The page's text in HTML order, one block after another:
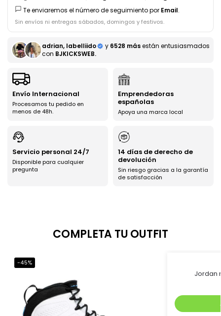
Te enviaremos el número de seguimiento por Email.
Sin envíos ni entregas sábados, domingos y festivos.
adrian, labelliido y 6528 másestán entusiasmados
con BJKICKSWEB.
Envío Internacional
Procesamos tu pedido en
menos de 48h.
Emprendedoras
españolas
Apoya una marca local
Servicio personal 24/7
Disponible para cualquier
pregunta
14 días de derecho de
devolución
Sin riesgo gracias a la garantía
de satisfacción
COMPLETA TU OUTFIT
-45%
Jordan